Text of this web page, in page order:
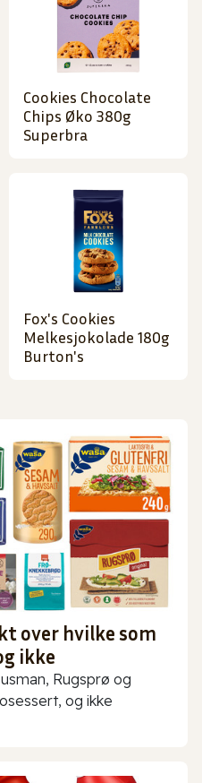
Cookies Chocolate
Chips Øko 380g
Superbra
Fox's Cookies
Melkesjokolade 180g
Burton's
over hvilke som
ikke
Rugsprø og
og ikke